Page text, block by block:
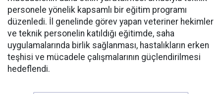
personele yönelik kapsamlı bir eğitim programı
düzenledi. İl genelinde görev yapan veteriner hekimler
ve teknik personelin katıldığı eğitimde, saha
uygulamalarında birlik sağlanması, hastalıkların erken
teşhisi ve mücadele çalışmalarının güçlendirilmesi
hedeflendi.